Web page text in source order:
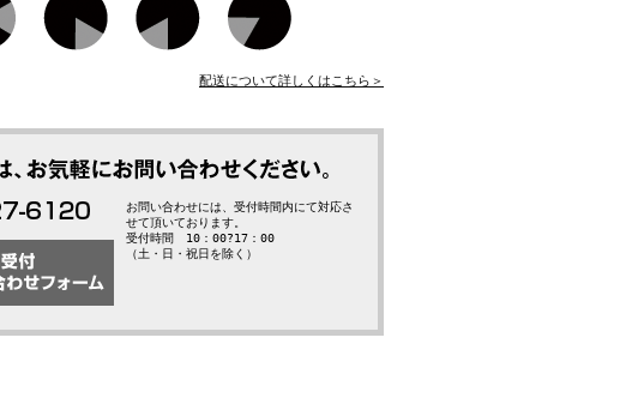
配送について詳しくはこちら＞
お問い合わせには、受付時間内にて対応さ
せて頂いております。
受付時間 10：00?17：00
（土・日・祝日を除く）